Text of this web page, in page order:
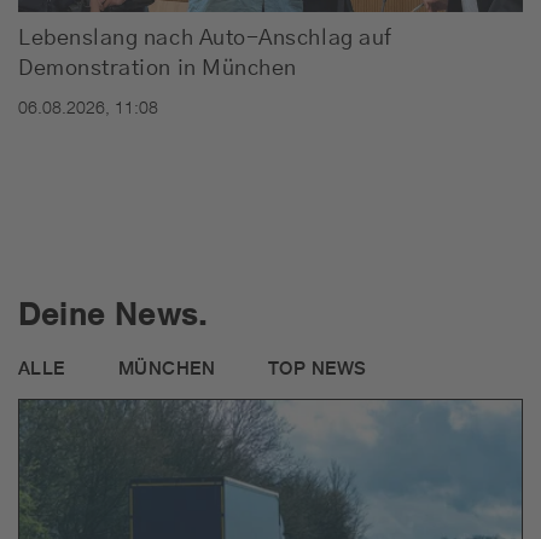
Lebenslang nach Auto-Anschlag auf
Demonstration in München
06.08.2026, 11:08
Deine News.
ALLE MÜNCHEN TOP NEWS